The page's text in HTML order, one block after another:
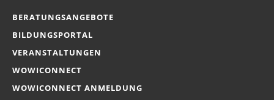
BERATUNGSANGEBOTE
BILDUNGSPORTAL
VERANSTALTUNGEN
WOWICONNECT
WOWICONNECT ANMELDUNG